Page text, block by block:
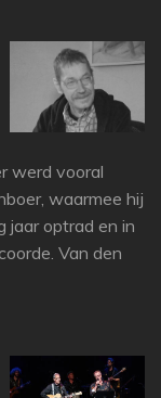
werd vooral
waarmee hij
jaar optrad en in
Van den